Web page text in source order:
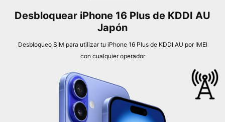
Desbloquear iPhone 16 Plus de KDDI AU
Japón
Desbloqueo SIM para utilizar tu iPhone 16 Plus de KDDI AU por IMEI
con cualquier operador